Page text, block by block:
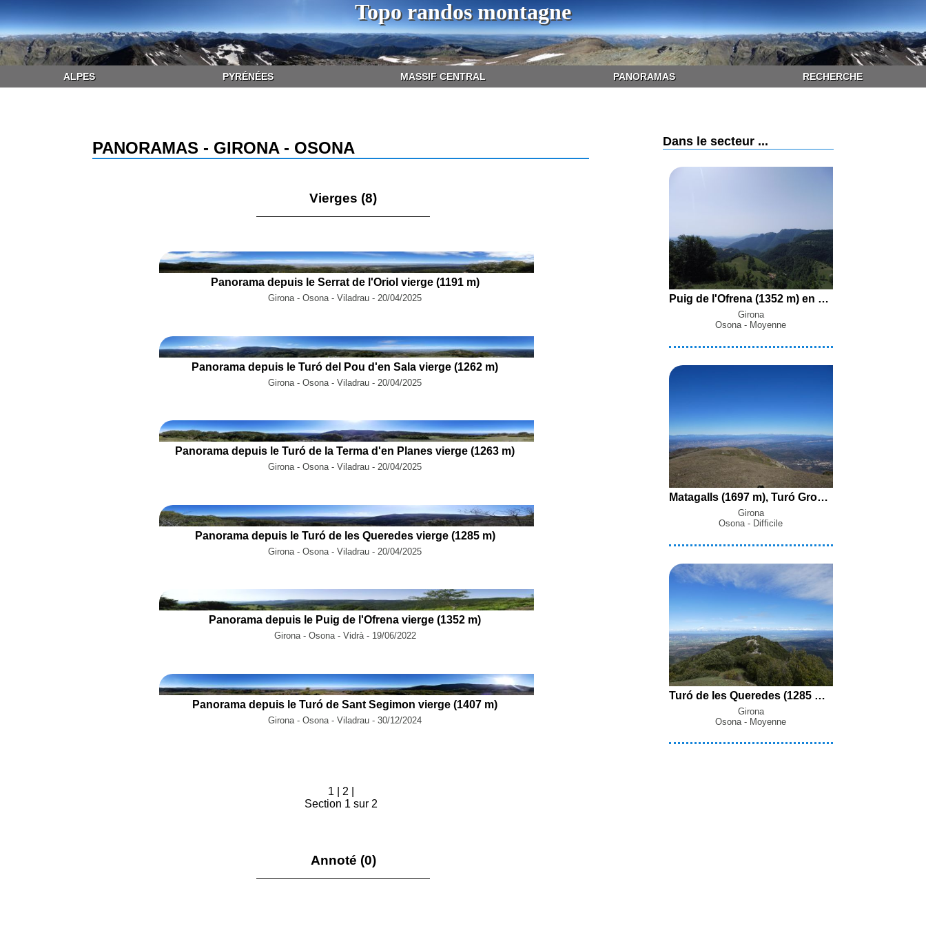
Topo randos montagne
ALPES PYRÉNÉES MASSIF CENTRAL PANORAMAS RECHERCHE
PANORAMAS - GIRONA - OSONA
Vierges (8)
Panorama depuis le Serrat de l'Oriol vierge (1191 m)
Girona - Osona - Viladrau - 20/04/2025
Panorama depuis le Turó del Pou d'en Sala vierge (1262 m)
Girona - Osona - Viladrau - 20/04/2025
Panorama depuis le Turó de la Terma d'en Planes vierge (1263 m)
Girona - Osona - Viladrau - 20/04/2025
Panorama depuis le Turó de les Queredes vierge (1285 m)
Girona - Osona - Viladrau - 20/04/2025
Panorama depuis le Puig de l'Ofrena vierge (1352 m)
Girona - Osona - Vidrà - 19/06/2022
Panorama depuis le Turó de Sant Segimon vierge (1407 m)
Girona - Osona - Viladrau - 30/12/2024
1| 2|
Section 1 sur 2
Annoté (0)
Dans le secteur ...
Puig de l'Ofrena (1352 m) en boucle par les Artigues, le Coll de Canes, la Serra de Santa Magdalena et la Creu de Llors depuis Riudaura
Girona
Osona - Moyenne
Matagalls (1697 m), Turó Gros del Pujol (1577 m) et Turó de Sant Segimon (1407 m) en boucle par la Mare de Déu de l'Erola, le Coll de les Tres Creus, el Pujol de Muntanya et le Castanyer de les Nou Branques depuis Viladrau
Girona
Osona - Difficile
Turó de les Queredes (1285 m), Turó de la Terma d'en Planes (1263 m), Turó del Pou d'en Sala (1262 m) et Serrat de l'Oriol (1191 m) en boucle par le Mas la Sala, el Gorg Negre, le Collet de Sant Miquel et le Club de Polo Sant Antoni de Viladrau depuis Viladrau
Girona
Osona - Moyenne